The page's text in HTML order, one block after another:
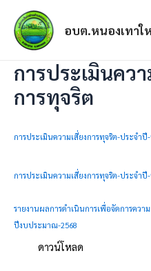
อบต.หนองเทาใ
การประเมินคว
การทุจริต
การประเมินความเสี่ยงการทุจริต-ประจำปี
การประเมินความเสี่ยงการทุจริต-ประจำปี
รายงานผลการดำเนินการเพื่อจัดการคว
ปีงบประมาณ-2568
ดาวน์โหลด